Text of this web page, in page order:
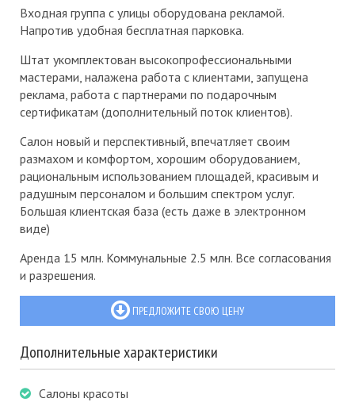
Входная группа с улицы оборудована рекламой.
Напротив удобная бесплатная парковка.
Штат укомплектован высокопрофессиональными
мастерами, налажена работа с клиентами, запущена
реклама, работа с партнерами по подарочным
сертификатам (дополнительный поток клиентов).
Салон новый и перспективный, впечатляет своим
размахом и комфортом, хорошим оборудованием,
рациональным использованием площадей, красивым и
радушным персоналом и большим спектром услуг.
Большая клиентская база (есть даже в электронном
виде)
Аренда 15 млн. Коммунальные 2.5 млн. Все согласования
и разрешения.
ПРЕДЛОЖИТЕ СВОЮ ЦЕНУ
Дополнительные характеристики
Салоны красоты